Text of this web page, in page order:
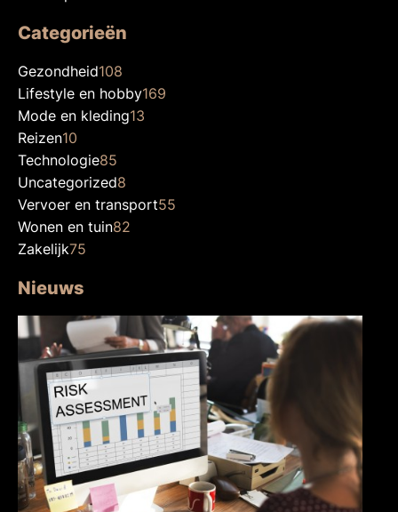
Categorieën
Gezondheid108
Lifestyle en hobby169
Mode en kleding13
Reizen10
Technologie85
Uncategorized8
Vervoer en transport55
Wonen en tuin82
Zakelijk75
Nieuws